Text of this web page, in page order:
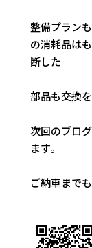
整備プラン
の消耗品は
断した
部品も交換
次回のブロ
ます。
ご納車まで